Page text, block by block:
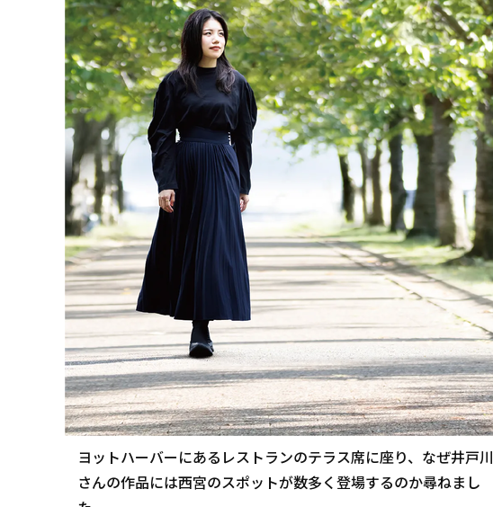
ヨットハーバーにあるレストランのテラス席に座り、なぜ井戸川
さんの作品には西宮のスポットが数多く登場するのか尋ねまし